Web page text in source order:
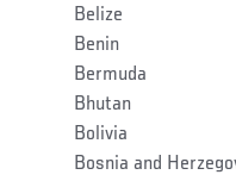
Belize
Benin
Bermuda
Bhutan
Bolivia
Bosnia and